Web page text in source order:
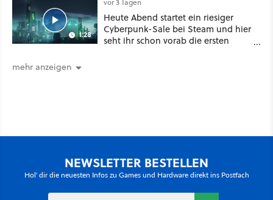
1:28
Heute Abend startet ein riesiger
Cyberpunk-Sale bei Steam und hier
seht ihr schon vorab die ersten
mehr anzeigen
NEWSLETTER BESTELLEN
Hol' dir die neuesten Infos zu Games und Hardware direkt ins Postfach